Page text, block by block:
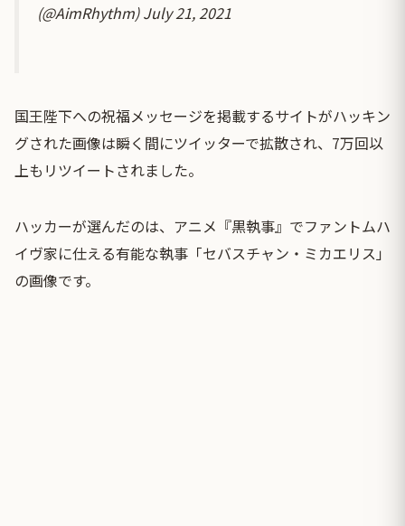
(@AimRhythm)July 21, 2021
国王陛下への祝福メッセージを掲載するサイトがハッキン
グされた画像は瞬く間にツイッターで拡散され、7万回以
上もリツイートされました。
ハッカーが選んだのは、アニメ『黒執事』でファントムハ
イヴ家に仕える有能な執事「セバスチャン・ミカエリス」
の画像です。